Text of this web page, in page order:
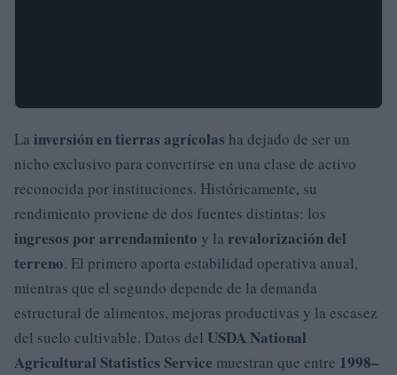
La inversión en tierras agrícolas ha dejado de ser un
nicho exclusivo para convertirse en una clase de activo
reconocida por instituciones. Históricamente, su
rendimiento proviene de dos fuentes distintas: los
ingresos por arrendamiento y la revalorización del
terreno. El primero aporta estabilidad operativa anual,
mientras que el segundo depende de la demanda
estructural de alimentos, mejoras productivas y la escasez
del suelo cultivable. Datos del USDA National
Agricultural Statistics Service muestran que entre 1998–